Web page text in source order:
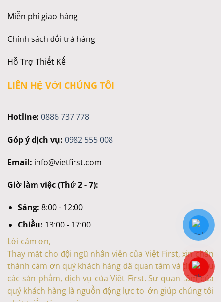
Miễn phí giao hàng
Chính sách đổi trả hàng
Hỗ Trợ Thiết Kế
LIÊN HỆ VỚI CHÚNG TÔI
Hotline: 0886 737 778
Góp ý dịch vụ: 0982 555 008
Email: info@vietfirst.com
Giờ làm việc (Thứ 2 - 7):
Sáng: 8:00 - 12:00
Chiều: 13:00 - 17:00
Lời cảm ơn,
Thay mặt cho đội ngũ nhân viên của Việt First, xin chân
thành cảm ơn quý khách hàng đã quan tâm và tìm hiểu
các sản phẩm, dịch vụ của Việt First. Sự quan tâm của
quý khách hàng là nguồn động lực to lớn giúp chúng tôi